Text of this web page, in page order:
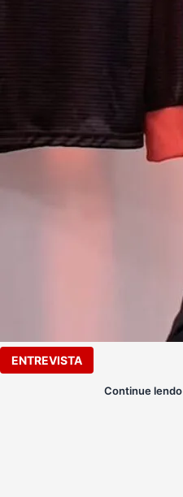
ENTREVISTA
Continue